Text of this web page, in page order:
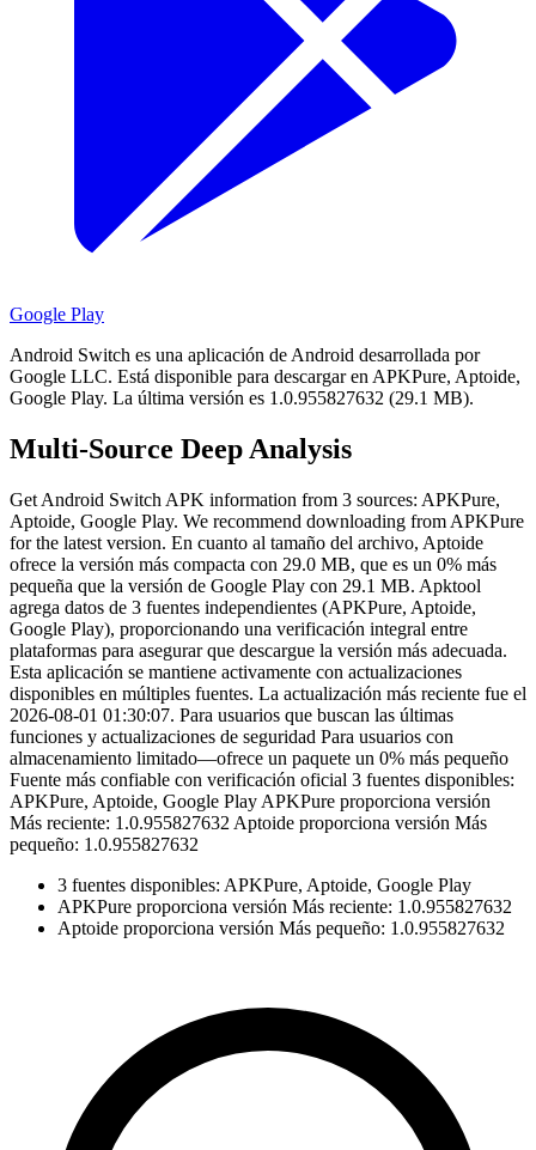
Google Play
Android Switch es una aplicación de Android desarrollada por
Google LLC. Está disponible para descargar en APKPure, Aptoide,
Google Play. La última versión es 1.0.955827632 (29.1 MB).
Multi-Source Deep Analysis
Get Android Switch APK information from 3 sources: APKPure,
Aptoide, Google Play. We recommend downloading from APKPure
for the latest version. En cuanto al tamaño del archivo, Aptoide
ofrece la versión más compacta con 29.0 MB, que es un 0% más
pequeña que la versión de Google Play con 29.1 MB. Apktool
agrega datos de 3 fuentes independientes (APKPure, Aptoide,
Google Play), proporcionando una verificación integral entre
plataformas para asegurar que descargue la versión más adecuada.
Esta aplicación se mantiene activamente con actualizaciones
disponibles en múltiples fuentes. La actualización más reciente fue el
2026-08-01 01:30:07. Para usuarios que buscan las últimas
funciones y actualizaciones de seguridad Para usuarios con
almacenamiento limitado—ofrece un paquete un 0% más pequeño
Fuente más confiable con verificación oficial 3 fuentes disponibles:
APKPure, Aptoide, Google Play APKPure proporciona versión
Más reciente: 1.0.955827632 Aptoide proporciona versión Más
pequeño: 1.0.955827632
3 fuentes disponibles: APKPure, Aptoide, Google Play
APKPure proporciona versión Más reciente: 1.0.955827632
Aptoide proporciona versión Más pequeño: 1.0.955827632